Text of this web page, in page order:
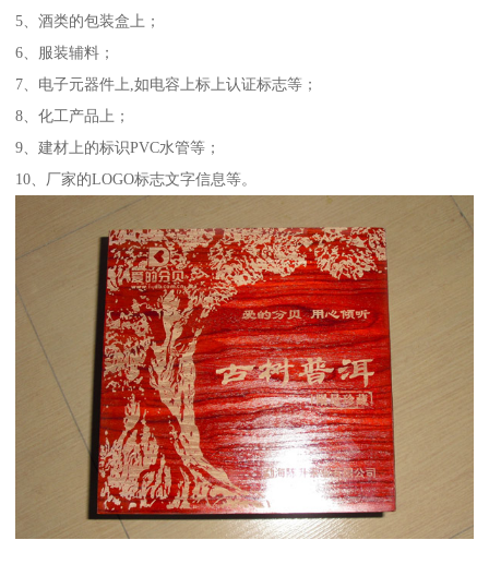
5、酒类的包装盒上；
6、服装辅料；
7、电子元器件上,如电容上标上认证标志等；
8、化工产品上；
9、建材上的标识PVC水管等；
10、厂家的LOGO标志文字信息等。